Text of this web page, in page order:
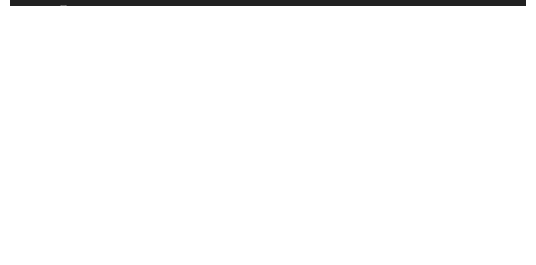
Оптовые поставки